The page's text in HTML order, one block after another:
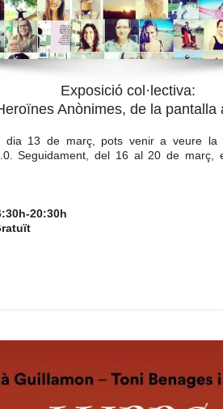
Exposició col·lectiva:
Anònimes, de la pantalla
dia 13 de març, pots venir a veure la
Seguidament, del 16 al 20 de març,
20:30h